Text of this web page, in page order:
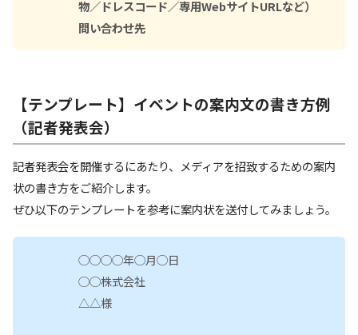
物／ドレスコード／専用WebサイトURLなど）
問い合わせ先
【テンプレート】イベントの案内文の書き方例
（記者発表会）
記者発表会を開催するにあたり、メディアを招致するための案内
状の書き方をご紹介します。
ぜひ以下のテンプレートを参考に案内状を送付してみましょう。
◯◯◯◯年◯月◯日
◯◯株式会社
△△様